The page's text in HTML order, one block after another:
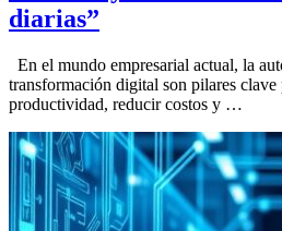
diarias”
En el mundo empresarial actual, la
transformación digital son pilares clave
productividad, reducir costos y …